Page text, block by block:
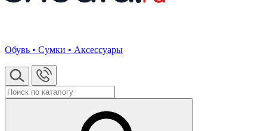
Обувь • Сумки • Аксессуары